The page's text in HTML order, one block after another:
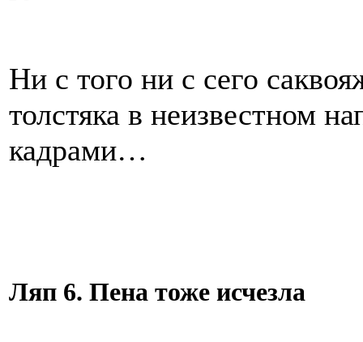
Ни с того ни с сего
толстяка в неизвестном
кадрами…
Ляп 6. Пена тоже исчезла